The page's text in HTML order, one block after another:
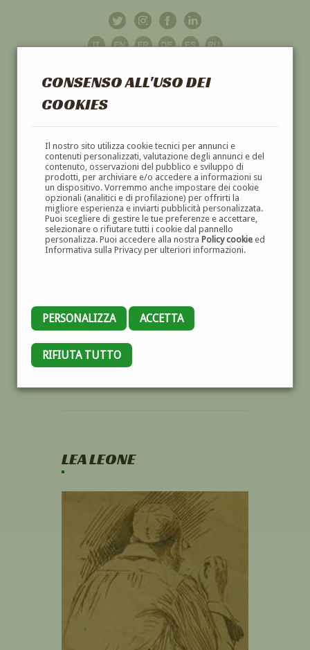
CONSENSO ALL'USO DEI
COOKIES
Il nostro sito utilizza cookie tecnici per annunci e
contenuti personalizzati, valutazione degli annunci e del
contenuto, osservazioni del pubblico e sviluppo di
prodotti, per archiviare e/o accedere a informazioni su
un dispositivo. Vorremmo anche impostare dei cookie
opzionali (analitici e di profilazione) per offrirti la
migliore esperienza e inviarti pubblicità personalizzata.
Puoi scegliere di gestire le tue preferenze e accettare,
selezionare o rifiutare tutti i cookie dal pannello
personalizza. Puoi accedere alla nostra Policy cookieed
Informativa sulla Privacy per ulteriori informazioni.
PERSONALIZZA ACCETTA
RIFIUTA TUTTO
GALLERIAD'ARTE
DIPINTI E SCULTURE '800 E '900
LEA LEONE